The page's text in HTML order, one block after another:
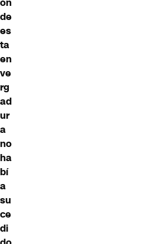
de
es
ta
en
ve
rg
ad
ur
a
no
ha
bí
a
su
ce
di